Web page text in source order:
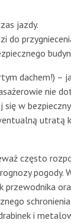
jazdy.
do
dachem!) –
nie
w
utratą
często
pogody.
i